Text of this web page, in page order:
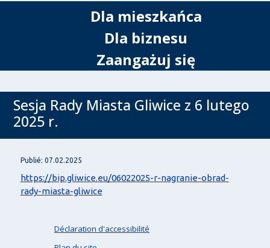
Dla mieszkańca
Dla biznesu
Zaangażuj się
Sesja Rady Miasta Gliwice z 6 lutego
2025 r.
Publié: 07.02.2025
https://bip.gliwice.eu/06022025-r-nagranie-obrad-
rady-miasta-gliwice
Déclaration d'accessibilité